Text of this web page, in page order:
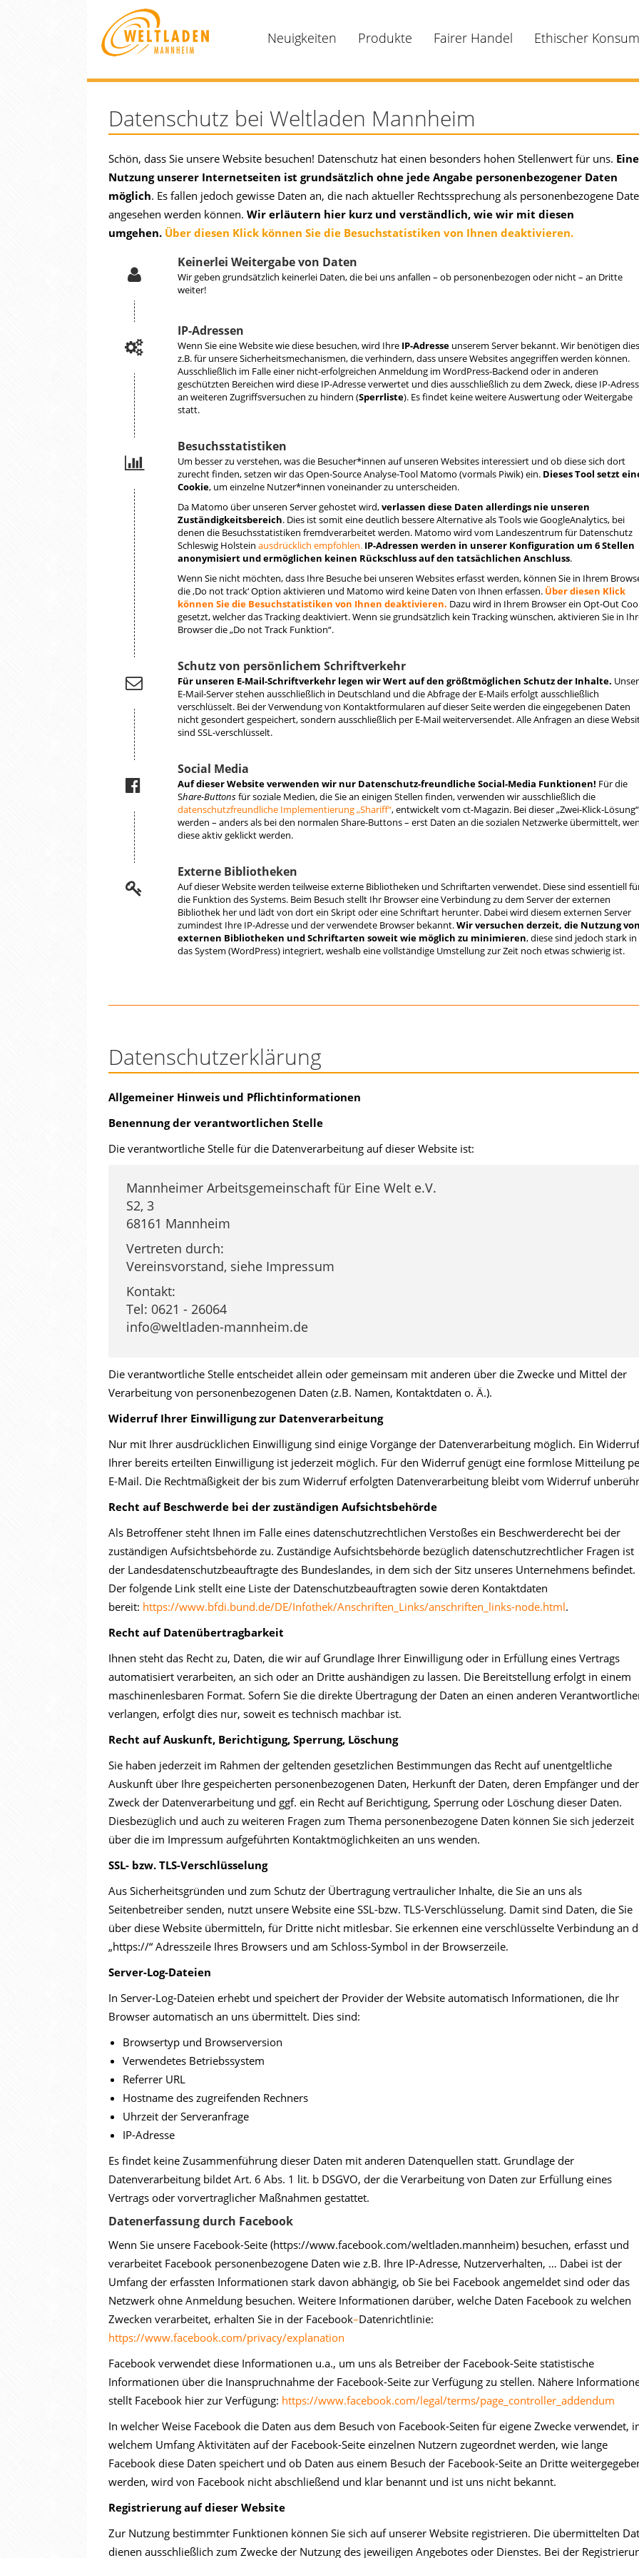
Neuigkeiten Produkte Fairer Handel Ethischer Konsum
Datenschutz bei Weltladen Mannheim
Schön, dass Sie unsere Website besuchen! Datenschutz hat einen besonders hohen Stellenwert für uns. Eine
Nutzung unserer Internetseiten ist grundsätzlich ohne jede Angabe personenbezogener Daten
möglich. Es fallen jedoch gewisse Daten an, die nach aktueller Rechtssprechung als personenbezogene
angesehen werden können. Wir erläutern hier kurz und verständlich, wie wir mit diesen
umgehen. Über diesen Klick können Sie die Besuchstatistiken von Ihnen deaktivieren.
Keinerlei Weitergabe von Daten
Wir geben grundsätzlich keinerlei Daten, die bei uns anfallen – ob personenbezogen oder nicht – an Dritte
weiter!
IP-Adressen
Wenn Sie eine Website wie diese besuchen, wird Ihre IP-Adresse unserem Server bekannt. Wir benötigen
z.B. für unsere Sicherheitsmechanismen, die verhindern, dass unsere Websites angegriffen werden können.
Ausschließlich im Falle einer nicht-erfolgreichen Anmeldung im WordPress-Backend oder in anderen
geschützten Bereichen wird diese IP-Adresse verwertet und dies ausschließlich zu dem Zweck, diese IP-
an weiteren Zugriffsversuchen zu hindern (Sperrliste). Es findet keine weitere Auswertung oder Weitergabe
statt.
Besuchsstatistiken
Um besser zu verstehen, was die Besucher*innen auf unseren Websites interessiert und ob diese sich dort
zurecht finden, setzen wir das Open-Source Analyse-Tool Matomo (vormals Piwik) ein. Dieses Tool setzt
Cookie, um einzelne Nutzer*innen voneinander zu unterscheiden.
Da Matomo über unseren Server gehostet wird,verlassen diese Daten allerdings nie unseren
Zuständigkeitsbereich. Dies ist somit eine deutlich bessere Alternative als Tools wie GoogleAnalytics, bei
denen die Besuchsstatistiken fremdverarbeitet werden. Matomo wird vom Landeszentrum für Datenschutz
Schleswig Holstein ausdrücklich empfohlen. IP-Adressen werden in unserer Konfiguration um 6 Stellen
anonymisiert und ermöglichen keinen Rückschluss auf den tatsächlichen Anschluss.
Wenn Sie nicht möchten, dass Ihre Besuche bei unseren Websites erfasst werden, können Sie in Ihrem
die ‚Do not track‘ Option aktivieren und Matomo wird keine Daten von Ihnen erfassen. Über diesen Klick
können Sie die Besuchstatistiken von Ihnen deaktivieren. Dazu wird in Ihrem Browser ein Opt-Out
gesetzt, welcher das Tracking deaktiviert. Wenn sie grundsätzlich kein Tracking wünschen, aktivieren Sie in
Browser die „Do not Track Funktion“.
Schutz von persönlichem Schriftverkehr
Für unseren E-Mail-Schriftverkehr legen wir Wert auf den größtmöglichen Schutz der Inhalte.
E-Mail-Server stehen ausschließlich in Deutschland und die Abfrage der E-Mails erfolgt ausschließlich
verschlüsselt. Bei der Verwendung von Kontaktformularen auf dieser Seite werden die eingegebenen Daten
nicht gesondert gespeichert, sondern ausschließlich per E-Mail weiterversendet. Alle Anfragen an diese
sind SSL-verschlüsselt.
Social Media
Auf dieser Website verwenden wir nur Datenschutz-freundliche Social-Media Funktionen! Für die
Share-Buttonsfür soziale Medien, die Sie an einigen Stellen finden, verwenden wir ausschließlich die
datenschutzfreundliche Implementierung „Shariff“, entwickelt vom ct-Magazin. Bei dieser „Zwei-Klick-Lösung“
werden – anders als bei den normalen Share-Buttons – erst Daten an die sozialen Netzwerke übermittelt,
diese aktiv geklickt werden.
Externe Bibliotheken
Auf dieser Website werden teilweise externe Bibliotheken und Schriftarten verwendet. Diese sind essentiell
die Funktion des Systems. Beim Besuch stellt Ihr Browser eine Verbindung zu dem Server der externen
Bibliothek her und lädt von dort ein Skript oder eine Schriftart herunter. Dabei wird diesem externen Server
zumindest Ihre IP-Adresse und der verwendete Browser bekannt.Wir versuchen derzeit, die Nutzung
externen Bibliotheken und Schriftarten soweit wie möglich zu minimieren, diese sind jedoch stark in
das System (WordPress) integriert, weshalb eine vollständige Umstellung zur Zeit noch etwas schwierig ist.
Datenschutzerklärung
Allgemeiner Hinweis und Pflichtinformationen
Benennung der verantwortlichen Stelle
Die verantwortliche Stelle für die Datenverarbeitung auf dieser Website ist:
Mannheimer Arbeitsgemeinschaft für Eine Welt e.V.
S2, 3
68161 Mannheim
Vertreten durch:
Vereinsvorstand, siehe Impressum
Kontakt:
Tel: 0621 - 26064
info@weltladen-mannheim.de
Die verantwortliche Stelle entscheidet allein oder gemeinsam mit anderen über die Zwecke und Mittel der
Verarbeitung von personenbezogenen Daten (z.B. Namen, Kontaktdaten o. Ä.).
Widerruf Ihrer Einwilligung zur Datenverarbeitung
Nur mit Ihrer ausdrücklichen Einwilligung sind einige Vorgänge der Datenverarbeitung möglich. Ein Widerruf
Ihrer bereits erteilten Einwilligung ist jederzeit möglich. Für den Widerruf genügt eine formlose Mitteilung
E-Mail. Die Rechtmäßigkeit der bis zum Widerruf erfolgten Datenverarbeitung bleibt vom Widerruf
Recht auf Beschwerde bei der zuständigen Aufsichtsbehörde
Als Betroffener steht Ihnen im Falle eines datenschutzrechtlichen Verstoßes ein Beschwerderecht bei der
zuständigen Aufsichtsbehörde zu. Zuständige Aufsichtsbehörde bezüglich datenschutzrechtlicher Fragen ist
der Landesdatenschutzbeauftragte des Bundeslandes, in dem sich der Sitz unseres Unternehmens befindet.
Der folgende Link stellt eine Liste der Datenschutzbeauftragten sowie deren Kontaktdaten
bereit: https://www.bfdi.bund.de/DE/Infothek/Anschriften_Links/anschriften_links-node.html.
Recht auf Datenübertragbarkeit
Ihnen steht das Recht zu, Daten, die wir auf Grundlage Ihrer Einwilligung oder in Erfüllung eines Vertrags
automatisiert verarbeiten, an sich oder an Dritte aushändigen zu lassen. Die Bereitstellung erfolgt in einem
maschinenlesbaren Format. Sofern Sie die direkte Übertragung der Daten an einen anderen
verlangen, erfolgt dies nur, soweit es technisch machbar ist.
Recht auf Auskunft, Berichtigung, Sperrung, Löschung
Sie haben jederzeit im Rahmen der geltenden gesetzlichen Bestimmungen das Recht auf unentgeltliche
Auskunft über Ihre gespeicherten personenbezogenen Daten, Herkunft der Daten, deren Empfänger und
Zweck der Datenverarbeitung und ggf. ein Recht auf Berichtigung, Sperrung oder Löschung dieser Daten.
Diesbezüglich und auch zu weiteren Fragen zum Thema personenbezogene Daten können Sie sich jederzeit
über die im Impressum aufgeführten Kontaktmöglichkeiten an uns wenden.
SSL- bzw. TLS-Verschlüsselung
Aus Sicherheitsgründen und zum Schutz der Übertragung vertraulicher Inhalte, die Sie an uns als
Seitenbetreiber senden, nutzt unsere Website eine SSL-bzw. TLS-Verschlüsselung. Damit sind Daten, die Sie
über diese Website übermitteln, für Dritte nicht mitlesbar. Sie erkennen eine verschlüsselte Verbindung an
„https://“ Adresszeile Ihres Browsers und am Schloss-Symbol in der Browserzeile.
Server-Log-Dateien
In Server-Log-Dateien erhebt und speichert der Provider der Website automatisch Informationen, die Ihr
Browser automatisch an uns übermittelt. Dies sind:
Browsertyp und Browserversion
Verwendetes Betriebssystem
Referrer URL
Hostname des zugreifenden Rechners
Uhrzeit der Serveranfrage
IP-Adresse
Es findet keine Zusammenführung dieser Daten mit anderen Datenquellen statt. Grundlage der
Datenverarbeitung bildet Art. 6 Abs. 1 lit. b DSGVO, der die Verarbeitung von Daten zur Erfüllung eines
Vertrags oder vorvertraglicher Maßnahmen gestattet.
Datenerfassung durch Facebook
Wenn Sie unsere Facebook-Seite (https://www.facebook.com/weltladen.mannheim) besuchen, erfasst und
verarbeitet Facebook personenbezogene Daten wie z.B. Ihre IP-Adresse, Nutzerverhalten, … Dabei ist der
Umfang der erfassten Informationen stark davon abhängig, ob Sie bei Facebook angemeldet sind oder das
Netzwerk ohne Anmeldung besuchen. Weitere Informationen darüber, welche Daten Facebook zu welchen
Zwecken verarbeitet, erhalten Sie in der Facebook–Datenrichtlinie:
https://www.facebook.com/privacy/explanation
Facebook verwendet diese Informationen u.a., um uns als Betreiber der Facebook-Seite statistische
Informationen über die Inanspruchnahme der Facebook-Seite zur Verfügung zu stellen. Nähere
stellt Facebook hier zur Verfügung: https://www.facebook.com/legal/terms/page_controller_addendum
In welcher Weise Facebook die Daten aus dem Besuch von Facebook-Seiten für eigene Zwecke verwendet,
welchem Umfang Aktivitäten auf der Facebook-Seite einzelnen Nutzern zugeordnet werden, wie lange
Facebook diese Daten speichert und ob Daten aus einem Besuch der Facebook-Seite an Dritte
werden, wird von Facebook nicht abschließend und klar benannt und ist uns nicht bekannt.
Registrierung auf dieser Website
Zur Nutzung bestimmter Funktionen können Sie sich auf unserer Website registrieren. Die übermittelten
dienen ausschließlich zum Zwecke der Nutzung des jeweiligen Angebotes oder Dienstes. Bei der